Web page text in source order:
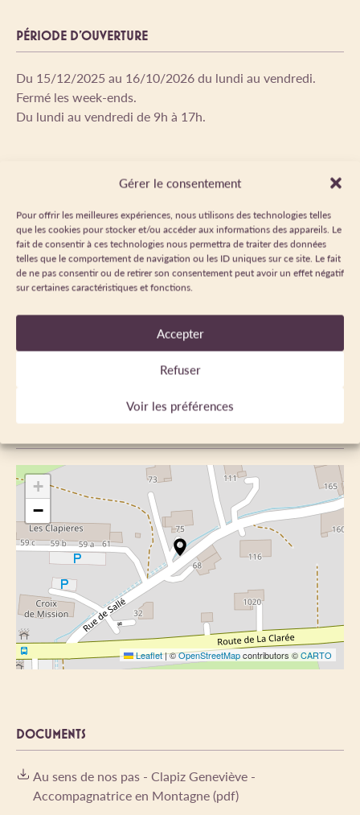
Gérer le consentement
Pour offrir les meilleures expériences, nous utilisons des technologies telles
que les cookies pour stocker et/ou accéder aux informations des appareils. Le
fait de consentir à ces technologies nous permettra de traiter des données
telles que le comportement de navigation ou les ID uniques sur ce site. Le fait
de ne pas consentir ou de retirer son consentement peut avoir un effet négatif
sur certaines caractéristiques et fonctions.
Accepter
Refuser
Voir les préférences
PÉRIODE D'OUVERTURE
Du 15/12/2025 au 16/10/2026 du lundi au vendredi.
Fermé les week-ends.
Du lundi au vendredi de 9h à 17h.
Français
LABELS
professionnelle
Diplôme d'état
+
−
Leaflet|©OpenStreetMapcontributors ©CARTO
DOCUMENTS
Au sens de nos pas - Clapiz Geneviève -
Accompagnatrice en Montagne (pdf)